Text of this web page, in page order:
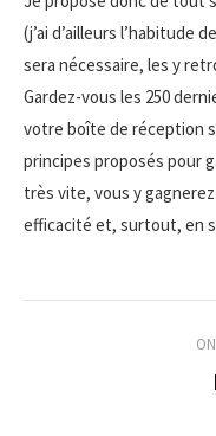
(j’ai d’ailleurs l’habitude
sera nécessaire, les y
Gardez-vous les 250
votre boîte de réception
principes proposés pour
très vite, vous y
efficacité et, surtout, en